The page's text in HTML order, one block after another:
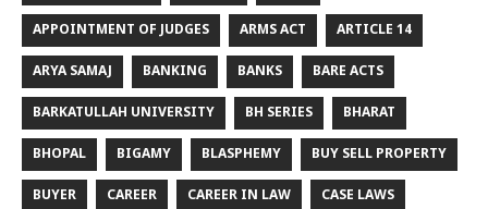
APPOINTMENT OF JUDGES ARMS ACT ARTICLE 14
ARYA SAMAJ BANKING BANKS BARE ACTS
BARKATULLAH UNIVERSITY BH SERIES BHARAT
BHOPAL BIGAMY BLASPHEMY BUY SELL PROPERTY
BUYER CAREER CAREER IN LAW CASE LAWS